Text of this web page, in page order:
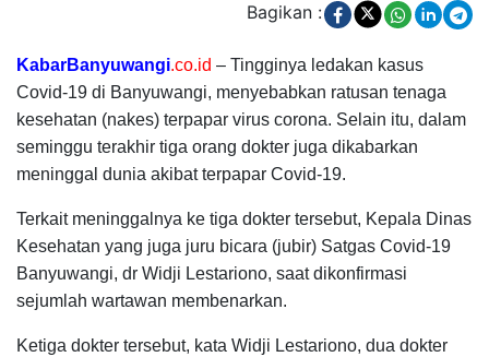
Bagikan :
KabarBanyuwangi.co.id – Tingginya ledakan kasus
Covid-19 di Banyuwangi, menyebabkan ratusan tenaga
kesehatan (nakes) terpapar virus corona. Selain itu, dalam
seminggu terakhir tiga orang dokter juga dikabarkan
meninggal dunia akibat terpapar Covid-19.
Terkait meninggalnya ke tiga dokter tersebut, Kepala Dinas
Kesehatan yang juga juru bicara (jubir) Satgas Covid-19
Banyuwangi, dr Widji Lestariono, saat dikonfirmasi
sejumlah wartawan membenarkan.
Ketiga dokter tersebut, kata Widji Lestariono, dua dokter